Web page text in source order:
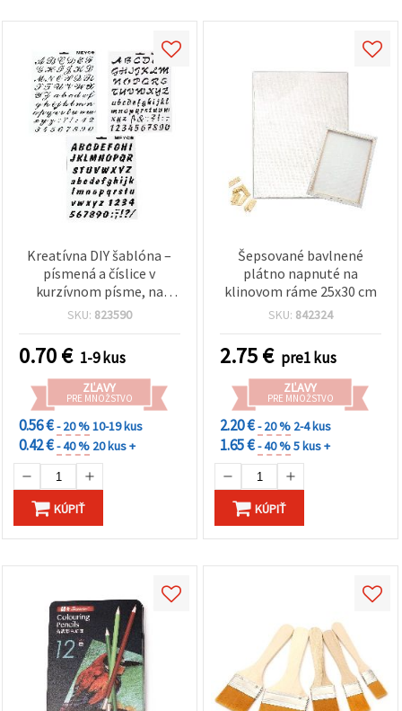
Kreatívna DIY šablóna –
písmená a číslice v
kurzívnom písme, na
vyrezávanie a kreslenie,
SKU: 823590
0.70€ 1-9 kus
ZĽAVY
PRE MNOŽSTVO
0.56 €- 20 %10-19 kus
0.42 €- 40 % 20 kus +
KÚPIŤ
Šepsované bavlnené
plátno napnuté na
klinovom ráme 25x30 cm
SKU: 842324
2.75€ pre1 kus
ZĽAVY
PRE MNOŽSTVO
2.20 €- 20 % 2-4 kus
1.65 €- 40 %5 kus +
KÚPIŤ